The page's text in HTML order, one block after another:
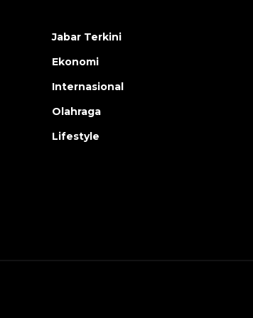
Jabar Terkini
Ekonomi
Internasional
Olahraga
Lifestyle